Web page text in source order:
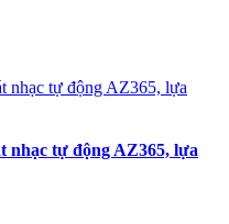
nhạc tự động AZ365, lựa